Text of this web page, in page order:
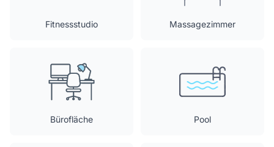
Fitnessstudio Massagezimmer
Bürofläche Pool